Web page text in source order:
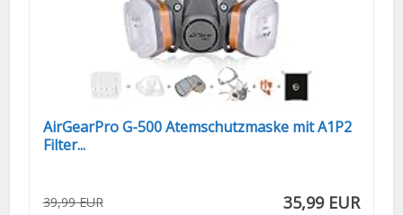
AirGearPro G-500 Atemschutzmaske mit A1P2
Filter...
39,99 EUR 35,99 EUR